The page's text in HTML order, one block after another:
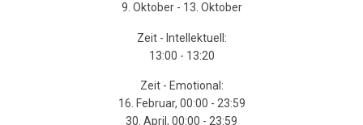
9. Oktober - 13. Oktober
Zeit - Intellektuell:
13:00 - 13:20
Zeit - Emotional:
16. Februar, 00:00 - 23:59
30. April, 00:00 - 23:59